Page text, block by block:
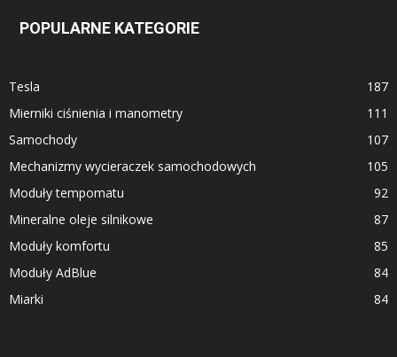
POPULARNE KATEGORIE
Tesla
187
Mierniki ciśnienia i manometry
111
Samochody
107
Mechanizmy wycieraczek samochodowych
105
Moduły tempomatu
92
Mineralne oleje silnikowe
87
Moduły komfortu
85
Moduły AdBlue
84
Miarki
84